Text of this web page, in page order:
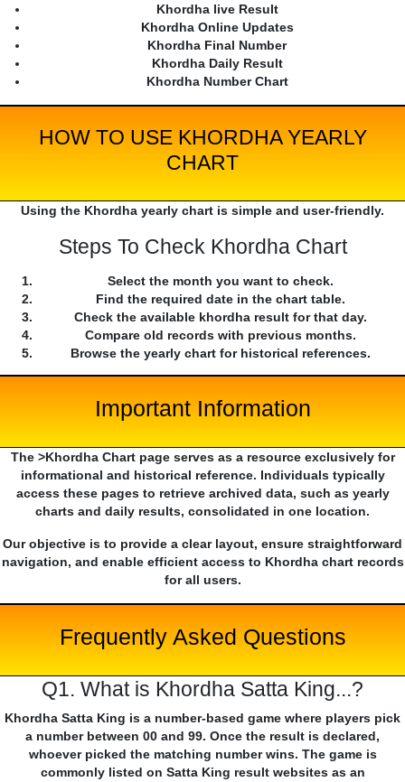
Khordha live Result
Khordha Online Updates
Khordha Final Number
Khordha Daily Result
Khordha Number Chart
HOW TO USE KHORDHA YEARLY
CHART
Using the Khordha yearly chart is simple and user-friendly.
Steps To Check Khordha Chart
Select the month you want to check.
Find the required date in the chart table.
Check the available khordha result for that day.
Compare old records with previous months.
Browse the yearly chart for historical references.
Important Information
The >Khordha Chart page serves as a resource exclusively for
informational and historical reference. Individuals typically
access these pages to retrieve archived data, such as yearly
charts and daily results, consolidated in one location.
Our objective is to provide a clear layout, ensure straightforward
navigation, and enable efficient access to Khordha chart records
for all users.
Frequently Asked Questions
Q1. What is Khordha Satta King...?
Khordha Satta King is a number-based game where players pick
a number between 00 and 99. Once the result is declared,
whoever picked the matching number wins. The game is
commonly listed on Satta King result websites as an